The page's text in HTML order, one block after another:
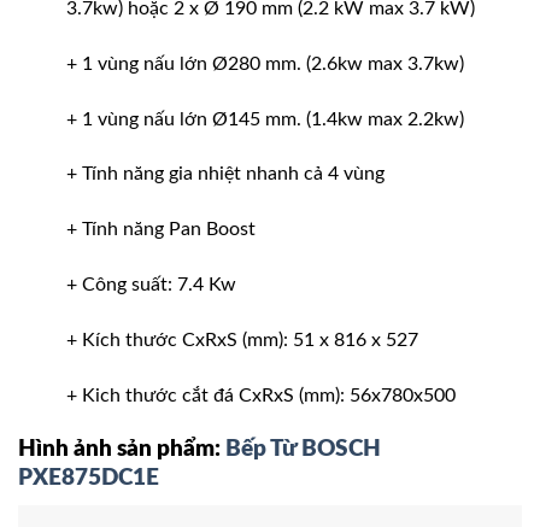
3.7kw) hoặc 2 x Ø 190 mm (2.2 kW max 3.7 kW)
+ 1 vùng nấu lớn Ø280 mm. (2.6kw max 3.7kw)
+ 1 vùng nấu lớn Ø145 mm. (1.4kw max 2.2kw)
+ Tính năng gia nhiệt nhanh cả 4 vùng
+ Tính năng Pan Boost
+ Công suất: 7.4 Kw
+ Kích thước CxRxS (mm): 51 x 816 x 527
+ Kich thước cắt đá CxRxS (mm): 56x780x500
Hình ảnh sản phẩm: Bếp Từ BOSCH
PXE875DC1E